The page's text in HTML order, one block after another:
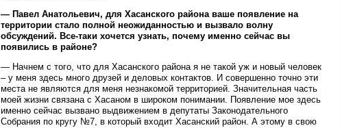
— Павел Анатольевич, для Хасанского района ваше появление на
территории стало полной неожиданностью и вызвало волну
обсуждений. Все-таки хочется узнать, почему именно сейчас вы
появились в районе?
— Начнем с того, что для Хасанского района я не такой уж и новый человек
– у меня здесь много друзей и деловых контактов. И совершенно точно эти
места не являются для меня незнакомой территорией. Значительная часть
моей жизни связана с Хасаном в широком понимании. Появление мое здесь
именно сейчас вызвано выдвижением в депутаты Законодательного
Собрания по кругу №7, в который входит Хасанский район. А этому в свою